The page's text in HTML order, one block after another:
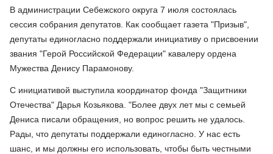
В администрации Себежского округа 7 июля состоялась
сессия собрания депутатов. Как сообщает газета "Призыв",
депутаты единогласно поддержали инициативу о присвоении
звания "Герой Российской Федерации" кавалеру ордена
Мужества Денису Парамонову.
С инициативой выступила координатор фонда "Защитники
Отечества" Дарья Козьякова. "Более двух лет мы с семьей
Дениса писали обращения, но вопрос решить не удалось.
Рады, что депутаты поддержали единогласно. У нас есть
шанс, и мы должны его использовать, чтобы быть честными